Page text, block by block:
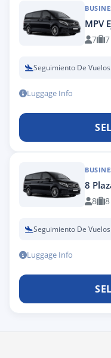
MPV
7 7
Seguimiento De Vuelos
Luggage Info
8
8 8
Seguimiento De Vuelos
Luggage Info